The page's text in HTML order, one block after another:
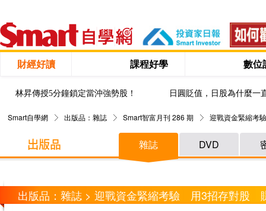
財經好讀 課程好學 數位
林昇傳授5分鐘鎖定當沖強勢股！ 日圓貶值，日股為什麼一
Smart自學網 出版品：雜誌 Smart智富月刊 286 期 迎戰資金緊縮
雜誌 DVD
出版品：雜誌 > 迎戰資金緊縮考驗 用3招存對股